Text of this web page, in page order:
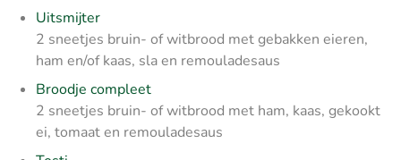
Uitsmijter
2 sneetjes bruin- of witbrood met gebakken eieren,
ham en/of kaas, sla en remouladesaus
Broodje compleet
2 sneetjes bruin- of witbrood met ham, kaas, gekookt
ei, tomaat en remouladesaus